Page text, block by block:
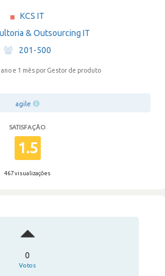
KCS IT
·
& Outsourcing IT
·
201-500
e 1 mês por Gestor de produto
agile
SATISFAÇÃO
1.5
467 visualizações
0
Votos